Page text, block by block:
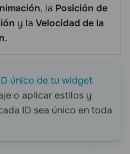
, la Posición de
y la Velocidad de la
.
único de tu widget
o aplicar estilos y
ID sea único en toda